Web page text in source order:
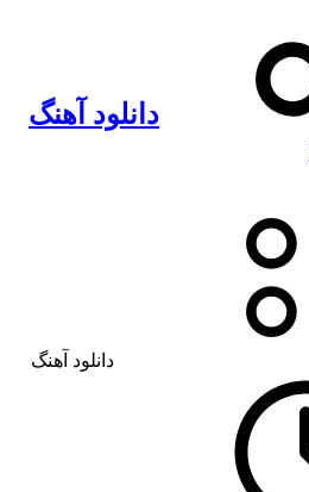
دانلود آهنگ
دانلود آهنگ